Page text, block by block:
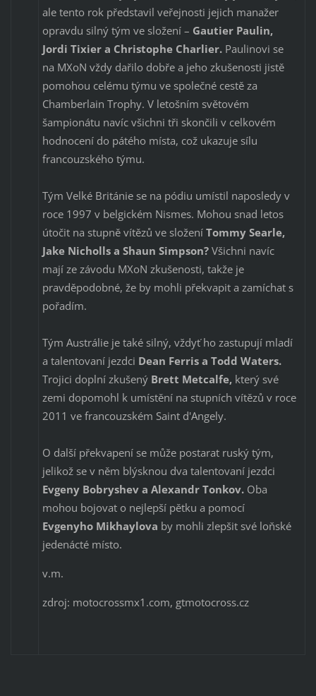
ale tento rok představil veřejnosti jejich manažer
opravdu silný tým ve složení – Gautier Paulin,
Jordi Tixier a Christophe Charlier.Paulinovi se
na MXoN vždy dařilo dobře a jeho zkušenosti jistě
pomohou celému týmu ve společné cestě za
Chamberlain Trophy. V letošním světovém
šampionátu navíc všichni tři skončili v celkovém
hodnocení do pátého místa, což ukazuje sílu
francouzského týmu.
Tým Velké Británie se na pódiu umístil naposledy v
roce 1997 v belgickém Nismes. Mohou snad letos
útočit na stupně vítězů ve složení Tommy Searle,
Jake Nicholls a Shaun Simpson?Všichni navíc
mají ze závodu MXoN zkušenosti, takže je
pravděpodobné, že by mohli překvapit a zamíchat s
pořadím.
Tým Austrálie je také silný, vždyť ho zastupují mladí
a talentovaní jezdci Dean Ferris a Todd Waters.
Trojici doplní zkušený Brett Metcalfe,který své
zemi dopomohl k umístění na stupních vítězů v roce
2011 ve francouzském Saint d'Angely.
O další překvapení se může postarat ruský tým,
jelikož se v něm blýsknou dva talentovaní jezdci
Evgeny Bobryshev a Alexandr Tonkov.Oba
mohou bojovat o nejlepší pětku a pomocí
Evgenyho Mikhaylova by mohli zlepšit své loňské
jedenácté místo.
v.m.
zdroj: motocrossmx1.com, gtmotocross.cz